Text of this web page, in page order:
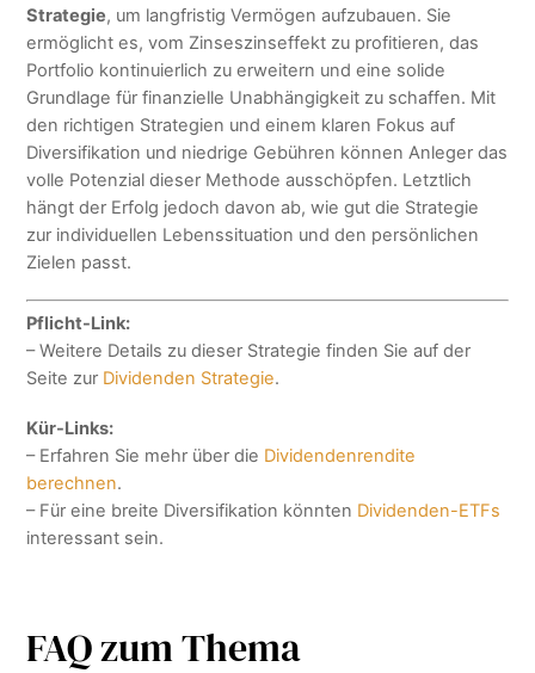
Strategie, um langfristig Vermögen aufzubauen. Sie
ermöglicht es, vom Zinseszinseffekt zu profitieren, das
Portfolio kontinuierlich zu erweitern und eine solide
Grundlage für finanzielle Unabhängigkeit zu schaffen. Mit
den richtigen Strategien und einem klaren Fokus auf
Diversifikation und niedrige Gebühren können Anleger das
volle Potenzial dieser Methode ausschöpfen. Letztlich
hängt der Erfolg jedoch davon ab, wie gut die Strategie
zur individuellen Lebenssituation und den persönlichen
Zielen passt.
Pflicht-Link:
– Weitere Details zu dieser Strategie finden Sie auf der
Seite zur Dividenden Strategie.
Kür-Links:
– Erfahren Sie mehr über die Dividendenrendite
berechnen.
– Für eine breite Diversifikation könnten Dividenden-ETFs
interessant sein.
FAQ zum Thema